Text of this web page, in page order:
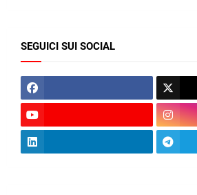
SEGUICI SUI SOCIAL